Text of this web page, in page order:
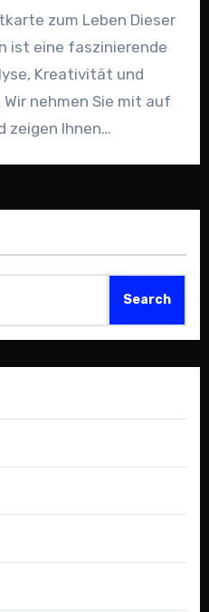
zum Leben Dieser
ist eine faszinierende
Kreativität und
nehmen Sie mit auf
zeigen Ihnen…
Search